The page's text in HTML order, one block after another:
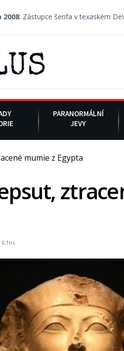
šerifa v texaském DeWitt County
PARANORMÁLNÍ
JEVY
mumie z Egypta
6.1tis